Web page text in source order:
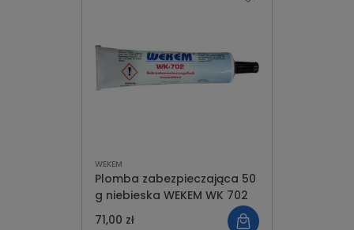
WEKEM
Plomba zabezpieczająca 50
g niebieska WEKEM WK 702
71,00 zł